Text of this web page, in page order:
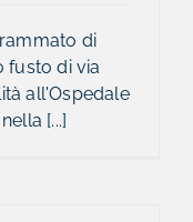
di
fusto di via
all'Ospedale
[...]